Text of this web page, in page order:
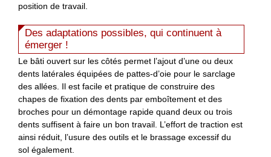
position de travail.
Des adaptations possibles, qui continuent à
émerger !
Le bâti ouvert sur les côtés permet l’ajout d’une ou deux
dents latérales équipées de pattes-d’oie pour le sarclage
des allées. Il est facile et pratique de construire des
chapes de fixation des dents par emboîtement et des
broches pour un démontage rapide quand deux ou trois
dents suffisent à faire un bon travail. L’effort de traction est
ainsi réduit, l’usure des outils et le brassage excessif du
sol également.